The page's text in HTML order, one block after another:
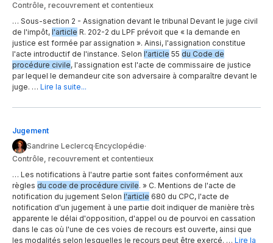
Contrôle, recouvrement et contentieux
… Sous-section 2 - Assignation devant le tribunal Devant le juge civil
de l'impôt, l'article R. 202-2 du LPF prévoit que « la demande en
justice est formée par assignation ». Ainsi, l'assignation constitue
l'acte introductif de l'instance. Selon l'article 55 du Code de
procédure civile, l'assignation est l'acte de commissaire de justice
par lequel le demandeur cite son adversaire à comparaître devant le
juge. … Lire la suite...
Jugement
Sandrine Leclercq·Encyclopédie·
Contrôle, recouvrement et contentieux
… Les notifications à l'autre partie sont faites conformément aux
règles du code de procédure civile. » C. Mentions de l'acte de
notification du jugement Selon l'article 680 du CPC, l'acte de
notification d'un jugement à une partie doit indiquer de manière très
apparente le délai d'opposition, d'appel ou de pourvoi en cassation
dans le cas où l'une de ces voies de recours est ouverte, ainsi que
les modalités selon lesquelles le recours peut être exercé. … Lire la